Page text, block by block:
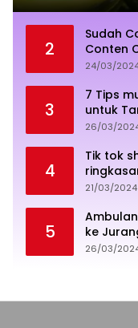
2
Sudah
Conten
24/03/
3
7 Tips
untuk
26/03/
4
Tik tok
sukses
21/03/2024
5
ke
26/03/